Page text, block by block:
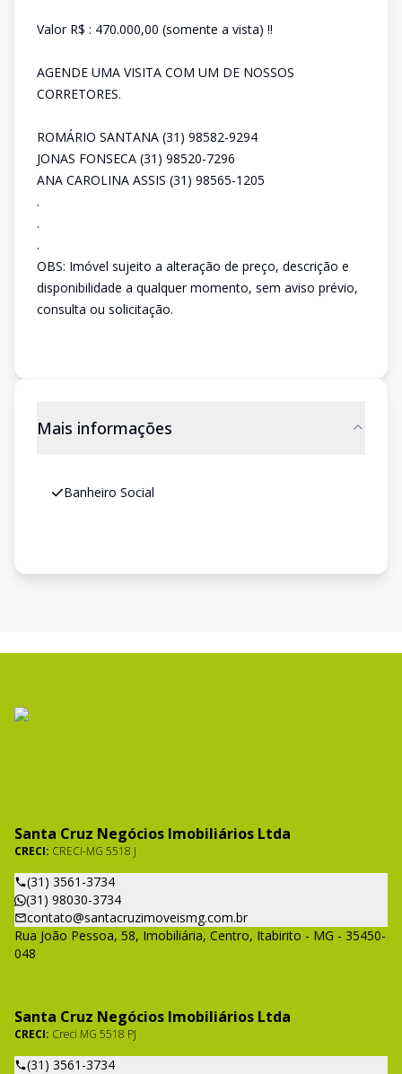
Valor R$ : 470.000,00 (somente a vista) !!
AGENDE UMA VISITA COM UM DE NOSSOS
CORRETORES.
ROMÁRIO SANTANA (31) 98582-9294
JONAS FONSECA (31) 98520-7296
ANA CAROLINA ASSIS (31) 98565-1205
.
.
.
OBS: Imóvel sujeito a alteração de preço, descrição e
disponibilidade a qualquer momento, sem aviso prévio,
consulta ou solicitação.
Mais informações
Banheiro Social
Santa Cruz Negócios Imobiliários Ltda
CRECI: CRECI-MG 5518 J
(31) 3561-3734
(31) 98030-3734
contato@santacruzimoveismg.com.br
Rua João Pessoa, 58, Imobiliária, Centro, Itabirito - MG - 35450-
048
Santa Cruz Negócios Imobiliários Ltda
CRECI: Creci MG 5518 PJ
(31) 3561-3734